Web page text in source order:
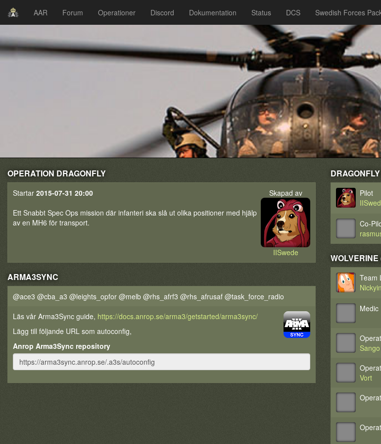
AAR Forum Operationer Discord Dokumentation Status DCS Swedish Forces
OPERATION DRAGONFLY
Skapad av
IISwede
Startar 2015-07-31 20:00
Ett Snabbt Spec Ops mission där infanteri ska slå ut olika positioner med hjälp
av en MH6 för transport.
ARMA3SYNC
@ace3 @cba_a3 @leights_opfor @melb @rhs_afrf3 @rhs_afrusaf @task_force_radio
Läs vår Arma3Sync guide, https://docs.anrop.se/arma3/getstarted/arma3sync/
Lägg till följande URL som autoconfig,
Anrop Arma3Sync repository
Pilot
Co-
WOLVERINE
Team
Medic
Sango
Vort